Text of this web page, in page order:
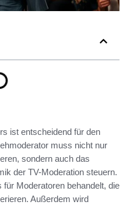
ist entscheidend für den
muss nicht nur
sondern auch das
der TV-Moderation steuern.
Moderatoren behandelt, die
Außerdem wird